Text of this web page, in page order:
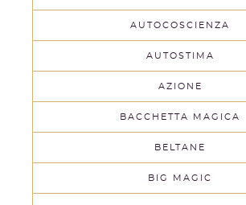
AUTOCOSCIENZA
AUTOSTIMA
AZIONE
BACCHETTA MAGICA
BELTANE
BIG MAGIC